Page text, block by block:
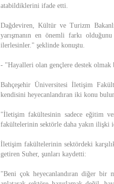
atabildiklerini ifade etti.
Dağdeviren, Kültür ve Turizm
yarışmanın en önemli farkı
ilerlesinler." şeklinde konuştu.
- "Hayalleri olan gençlere destek olmak
Bahçeşehir Üniversitesi İletişim
kendisini heyecanlandıran iki konu
"İletişim fakültesinin sadece eğitim
fakültelerinin sektörle daha yakın ilişki
İletişim fakültelerinin sektördeki
getiren Suher, şunları kaydetti:
"Beni çok heyecanlandıran diğer bir